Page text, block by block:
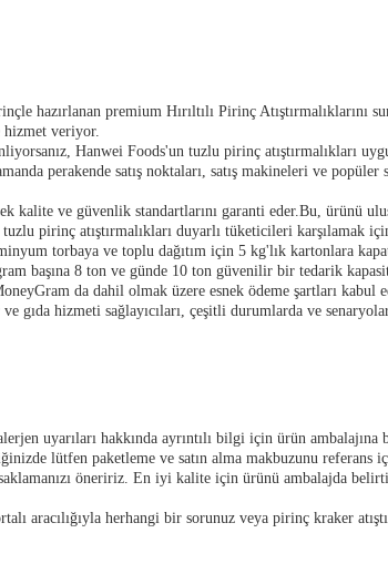
hazırlanan premium Hırıltılı Pirinç
hizmet veriyor.
Hanwei Foods'un tuzlu pirinç atıştırmalıkları
perakende satış noktaları, satış makineleri ve
kalite ve güvenlik standartlarını garanti eder.Bu, ürünü
pirinç atıştırmalıkları duyarlı tüketicileri karşılamak
torbaya ve toplu dağıtım için 5 kg'lık kartonlara
başına 8 ton ve günde 10 ton güvenilir bir tedarik
da dahil olmak üzere esnek ödeme şartları
gıda hizmeti sağlayıcıları, çeşitli durumlarda ve
uyarıları hakkında ayrıntılı bilgi için ürün
lütfen paketleme ve satın alma makbuzunu referans
öneririz. En iyi kalite için ürünü ambalajda
aracılığıyla herhangi bir sorunuz veya pirinç kraker